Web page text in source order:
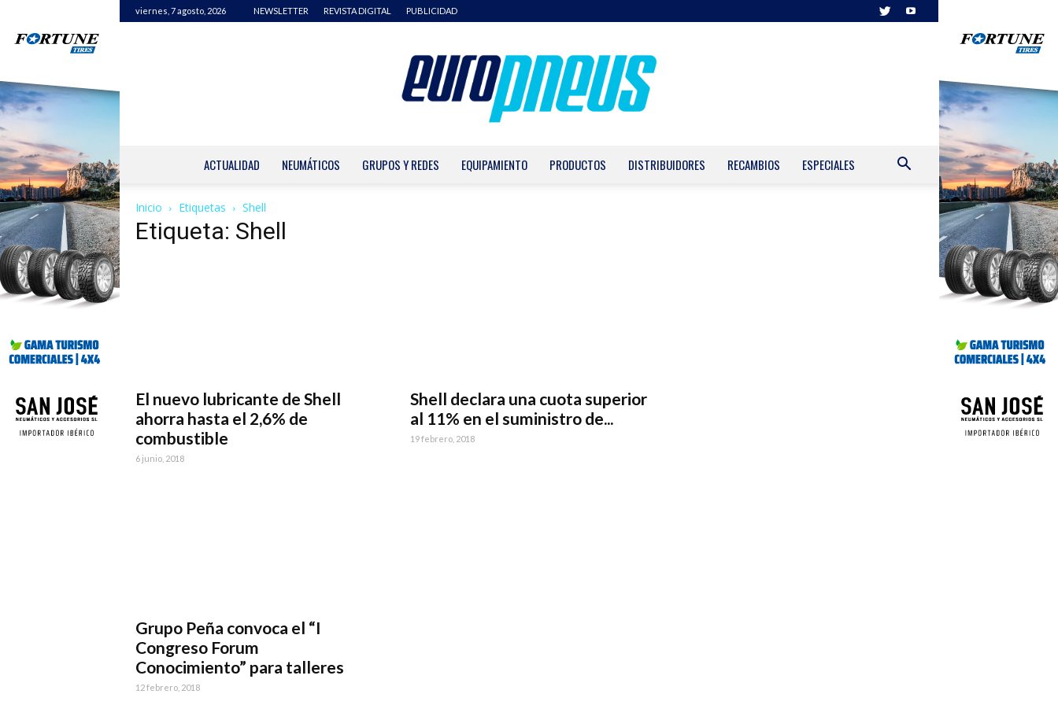
viernes, 7 agosto, 2026 NEWSLETTER REVISTA DIGITAL PUBLICIDAD
ACTUALIDAD NEUMÁTICOS GRUPOS Y REDES EQUIPAMIENTO PRODUCTOS DISTRIBUIDORES RECAMBIOS ESPECIALES
Inicio Etiquetas Shell
Etiqueta: Shell
El nuevo lubricante de Shell
ahorra hasta el 2,6% de
combustible
6 junio, 2018
Shell declara una cuota superior
al 11% en el suministro de...
19 febrero, 2018
Grupo Peña convoca el “I
Congreso Forum
Conocimiento” para talleres
12 febrero, 2018